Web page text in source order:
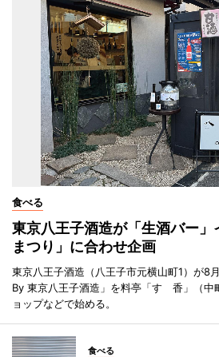
食べる
東京八王子酒造が「生酒バー
まつり」に合わせ企画
東京八王子酒造（八王子市元横山町1）が8
By 東京八王子酒造」を料亭「すゞ香」（中
ョップなどで始める。
食べる